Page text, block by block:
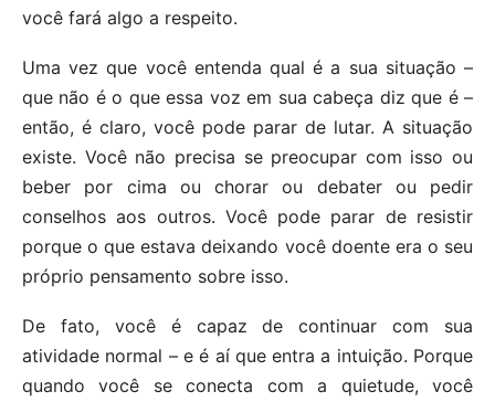
você fará algo a respeito.
Uma vez que você entenda qual é a sua situação –
que não é o que essa voz em sua cabeça diz que é –
então, é claro, você pode parar de lutar. A situação
existe. Você não precisa se preocupar com isso ou
beber por cima ou chorar ou debater ou pedir
conselhos aos outros. Você pode parar de resistir
porque o que estava deixando você doente era o seu
próprio pensamento sobre isso.
De fato, você é capaz de continuar com sua
atividade normal – e é aí que entra a intuição. Porque
quando você se conecta com a quietude, você